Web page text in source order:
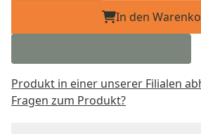
In den
Produkt in einer unserer Filialen
Fragen zum Produkt?